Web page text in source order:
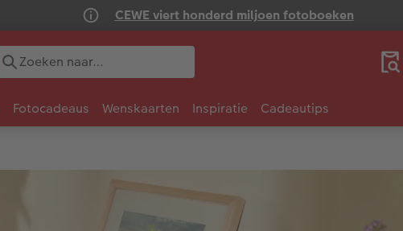
CEWE viert honderd miljoen fotoboeken
Fotocadeaus Wenskaarten Inspiratie Cadeautips